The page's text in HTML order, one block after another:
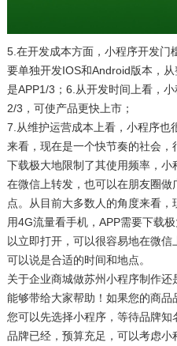
5.在开发成本方面，小程序开发门
要单独开发IOS和Android版本，
是APP1/3；6.从开发时间上看，
2/3，可使产品更快上市；
7.从维护运营成本上看，小程序也
来看，现在是一个快节奏的社会
下载极大地限制了其使用频率，
在微信上转发，也可以在朋友圈
点。从目前大多数人的角度来看
用4G流量看手机，APP需要下载
以立即打开，可以很容易地在微信
可以说是合适的时间和地点。
关于企业商城做苏州小程序制作
能够带给大家帮助！如果您的商
您可以先选择小程序，等待品牌
品牌已经，预算充足，可以考虑